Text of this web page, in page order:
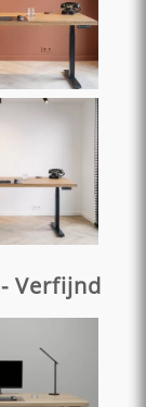
Verfijnd